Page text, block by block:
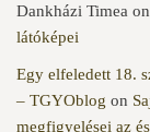
Dankházi Timea on
látóképei
Egy elfeledett 18.
– TGYOblog on
megfigyelései az